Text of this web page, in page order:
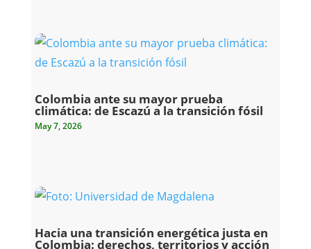
Colombia ante su mayor prueba
climática: de Escazú a la transición fósil
May 7, 2026
Hacia una transición energética justa en
Colombia: derechos, territorios y acción